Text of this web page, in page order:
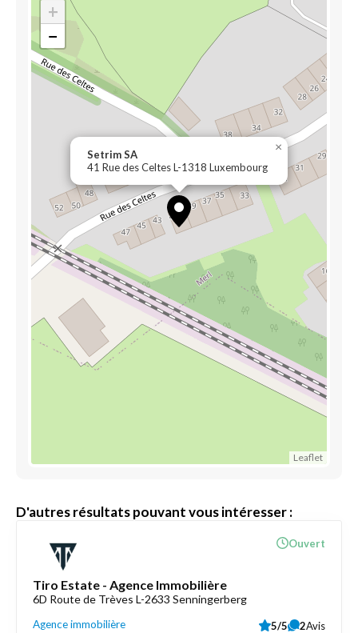
Setrim SA
41 Rue des Celtes L-1318 Luxembourg
×
+
−
Leaflet
D'autres résultats pouvant vous intéresser :
Tiro Estate - Agence Immobilière
6D Route de Trèves L-2633 Senningerberg
Agence immobilière
Ouvert
5/5 2Avis